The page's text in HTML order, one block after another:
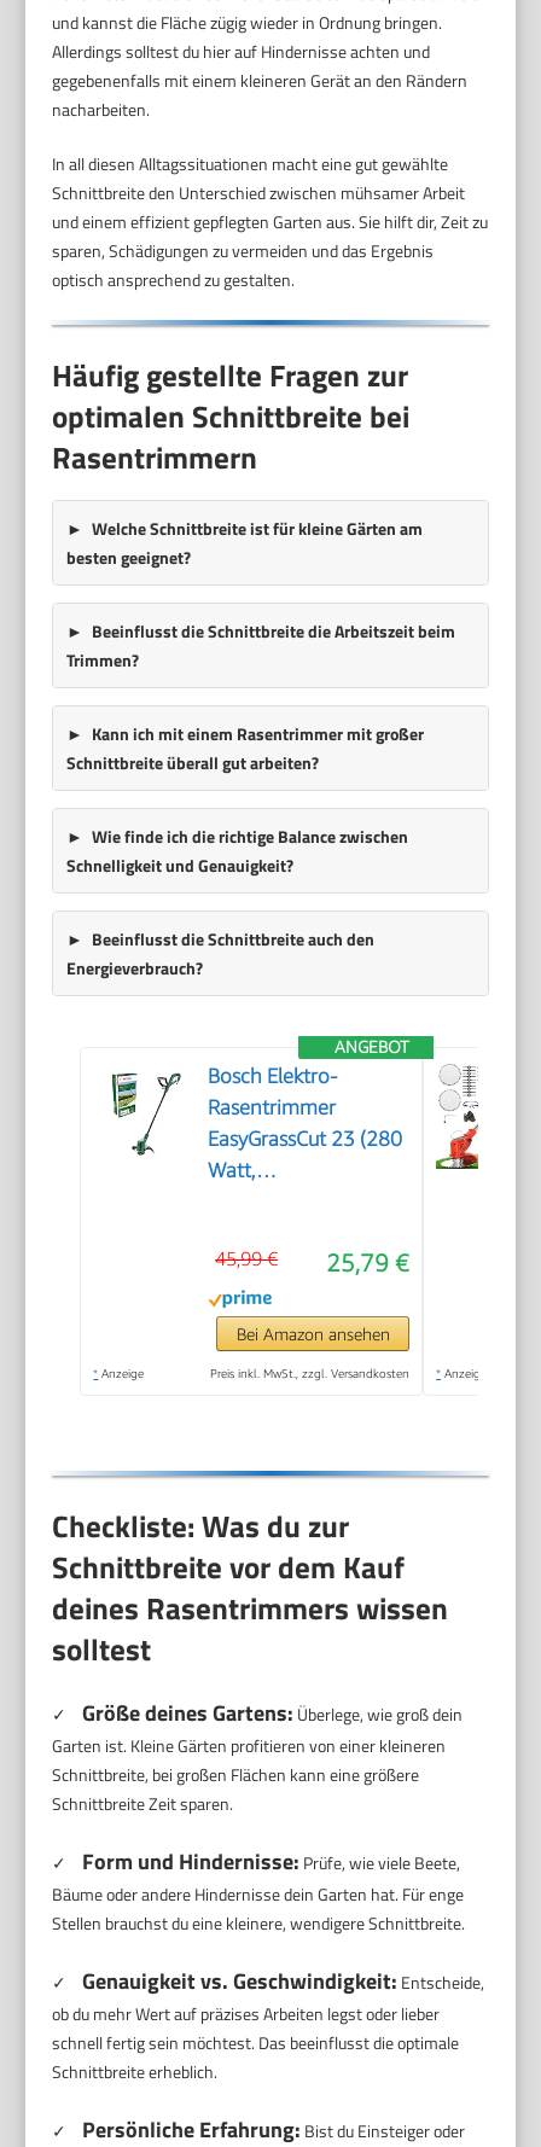
und kannst die Fläche zügig wieder in Ordnung bringen.
Allerdings solltest du hier auf Hindernisse achten und
gegebenenfalls mit einem kleineren Gerät an den Rändern
nacharbeiten.
In all diesen Alltagssituationen macht eine gut gewählte
Schnittbreite den Unterschied zwischen mühsamer Arbeit
und einem effizient gepflegten Garten aus. Sie hilft dir, Zeit zu
sparen, Schädigungen zu vermeiden und das Ergebnis
optisch ansprechend zu gestalten.
Häufig gestellte Fragen zur
optimalen Schnittbreite bei
Rasentrimmern
Welche Schnittbreite ist für kleine Gärten am
besten geeignet?
Beeinflusst die Schnittbreite die Arbeitszeit beim
Trimmen?
Kann ich mit einem Rasentrimmer mit großer
Schnittbreite überall gut arbeiten?
Wie finde ich die richtige Balance zwischen
Schnelligkeit und Genauigkeit?
Beeinflusst die Schnittbreite auch den
Energieverbrauch?
ANGEBOT
Bosch Elektro-
Rasentrimmer
EasyGrassCut 23 (280
Watt,
Kartonverpackung)
25,79 €
45,99 €
Bei Amazon ansehen
* Anzeige Preis inkl. MwSt., zzgl. Versandkosten * Anzeige
Checkliste: Was du zur
Schnittbreite vor dem Kauf
deines Rasentrimmers wissen
solltest
✓ Größe deines Gartens: Überlege, wie groß dein
Garten ist. Kleine Gärten profitieren von einer kleineren
Schnittbreite, bei großen Flächen kann eine größere
Schnittbreite Zeit sparen.
✓ Form und Hindernisse: Prüfe, wie viele Beete,
Bäume oder andere Hindernisse dein Garten hat. Für enge
Stellen brauchst du eine kleinere, wendigere Schnittbreite.
✓ Genauigkeit vs. Geschwindigkeit: Entscheide,
ob du mehr Wert auf präzises Arbeiten legst oder lieber
schnell fertig sein möchtest. Das beeinflusst die optimale
Schnittbreite erheblich.
✓ Persönliche Erfahrung: Bist du Einsteiger oder